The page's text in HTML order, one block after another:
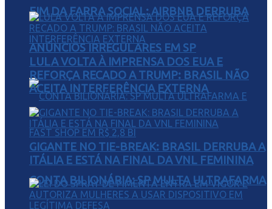
FIM DA FARRA SOCIAL: AIRBNB DERRUBA
ANÚNCIOS IRREGULARES EM SP
CONTA BILIONÁRIA: SP MULTA ULTRAFARMA
LULA VOLTA À IMPRENSA DOS EUA E
REFORÇA RECADO A TRUMP: BRASIL NÃO
ACEITA INTERFERÊNCIA EXTERNA
GIGANTE NO TIE-BREAK: BRASIL DERRUBA A
ITÁLIA E ESTÁ NA FINAL DA VNL FEMININA